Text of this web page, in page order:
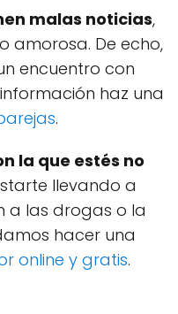
malas noticias,
amorosa. De echo,
encuentro con
haz una
.
la que estés no
llevando a
a las drogas o la
hacer una
online y gratis.